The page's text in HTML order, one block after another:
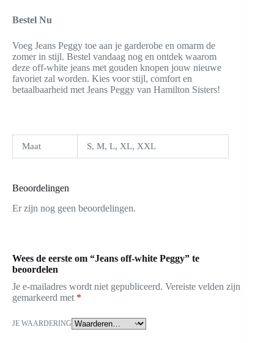
Bestel Nu
Voeg Jeans Peggy toe aan je garderobe en omarm de
zomer in stijl. Bestel vandaag nog en ontdek waarom
deze off-white jeans met gouden knopen jouw nieuwe
favoriet zal worden. Kies voor stijl, comfort en
betaalbaarheid met Jeans Peggy van Hamilton Sisters!
Maat S, M, L, XL, XXL
Beoordelingen
Er zijn nog geen beoordelingen.
Wees de eerste om “Jeans off-white Peggy” te
beoordelen
Je e-mailadres wordt niet gepubliceerd. Vereiste velden zijn
gemarkeerd met *
JE WAARDERING